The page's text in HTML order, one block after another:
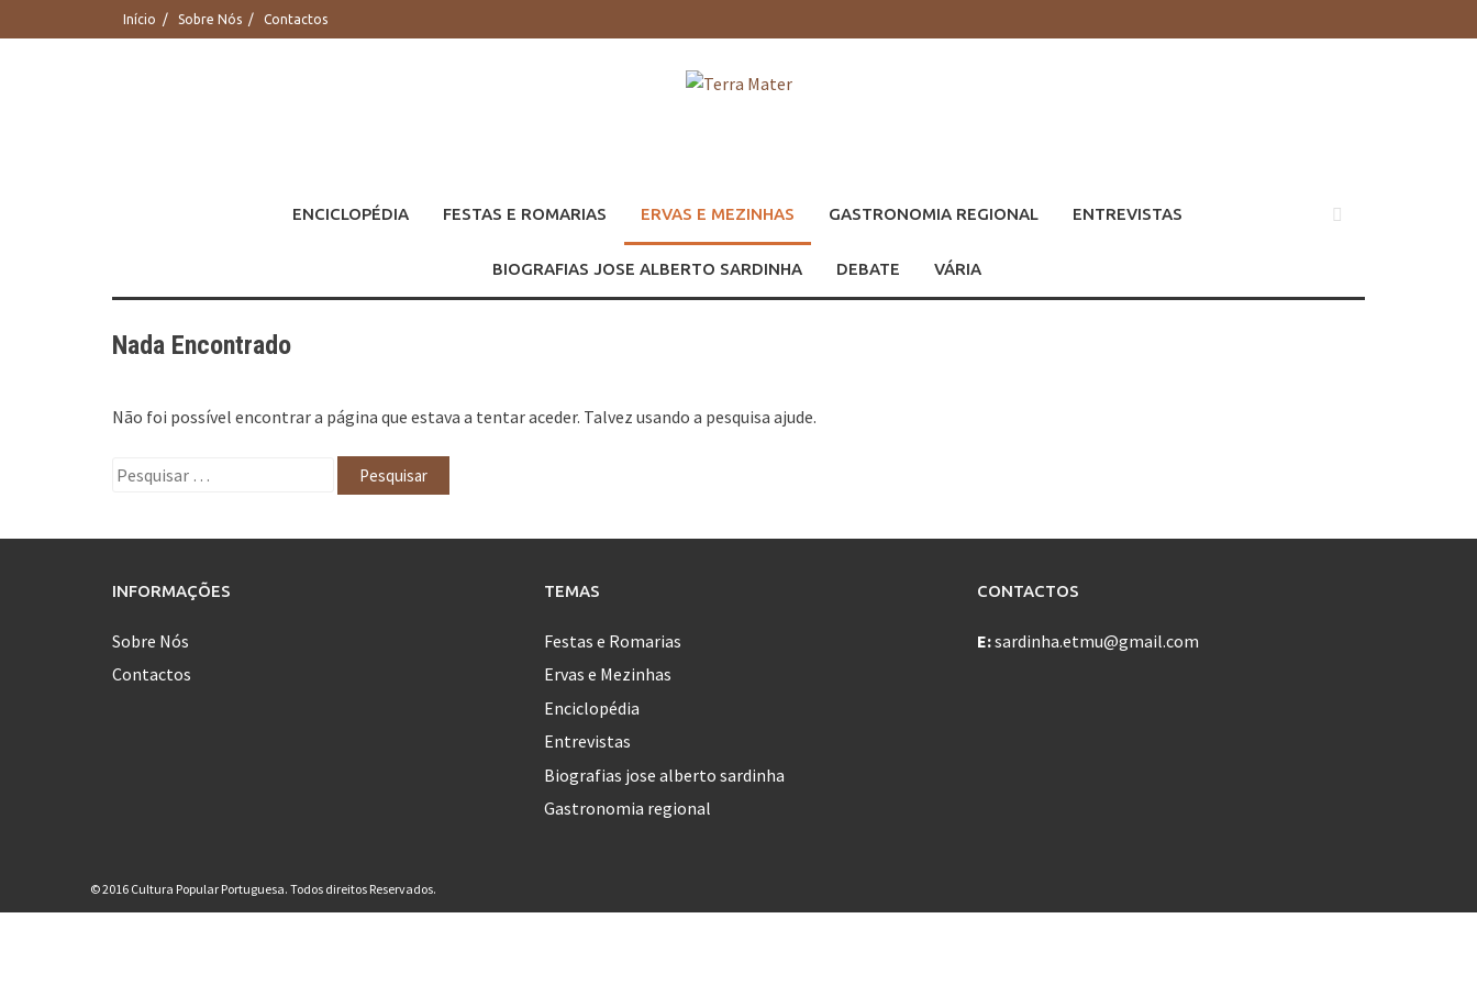
para
Início Sobre Nós Contactos
ENCICLOPÉDIA FESTAS E ROMARIAS ERVAS E MEZINHAS GASTRONOMIA REGIONAL ENTREVISTAS
BIOGRAFIAS JOSE ALBERTO SARDINHA DEBATE VÁRIA
Nada Encontrado
Não foi possível encontrar a página que estava a tentar aceder. Talvez usando a pesquisa ajude.
Pesquisar
INFORMAÇÕES
Sobre Nós
Contactos
TEMAS
Festas e Romarias
Ervas e Mezinhas
Enciclopédia
Entrevistas
Biografias jose alberto sardinha
Gastronomia regional
CONTACTOS
E:sardinha.etmu@gmail.com
© 2016 Cultura Popular Portuguesa. Todos direitos Reservados.